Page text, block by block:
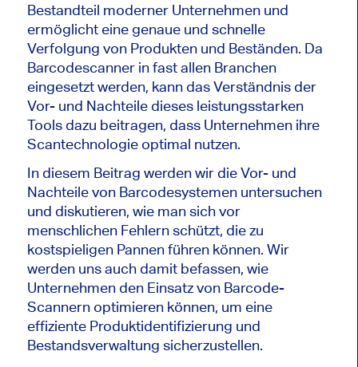
Bestandteil moderner Unternehmen und
ermöglicht eine genaue und schnelle
Verfolgung von Produkten und Beständen. Da
Barcodescanner in fast allen Branchen
eingesetzt werden, kann das Verständnis der
Vor- und Nachteile dieses leistungsstarken
Tools dazu beitragen, dass Unternehmen ihre
Scantechnologie optimal nutzen.
In diesem Beitrag werden wir die Vor- und
Nachteile von Barcodesystemen untersuchen
und diskutieren, wie man sich vor
menschlichen Fehlern schützt, die zu
kostspieligen Pannen führen können. Wir
werden uns auch damit befassen, wie
Unternehmen den Einsatz von Barcode-
Scannern optimieren können, um eine
effiziente Produktidentifizierung und
Bestandsverwaltung sicherzustellen.